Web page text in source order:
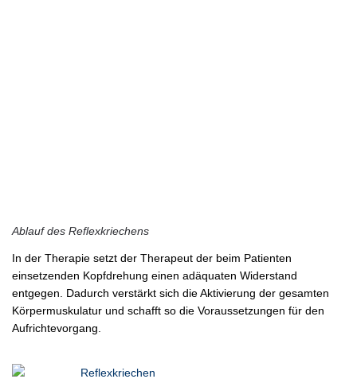
Ablauf des Reflexkriechens
In der Therapie setzt der Therapeut der beim Patienten
einsetzenden Kopfdrehung einen adäquaten Widerstand
entgegen. Dadurch verstärkt sich die Aktivierung der gesamten
Körpermuskulatur und schafft so die Voraussetzungen für den
Aufrichtevorgang.